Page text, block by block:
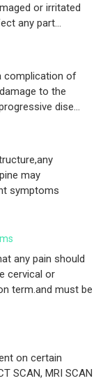
or irritated
any part...
complication of
to the
dise...
may
symptoms
any pain should
cervical or
term.and must be
on certain
SCAN, MRI SCAN